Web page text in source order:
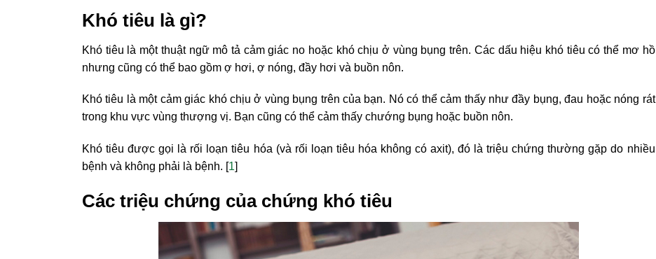
Khó tiêu là gì?
Khó tiêu là một thuật ngữ mô tả cảm giác no hoặc khó chịu ở vùng bụng trên. Các dấu hiệu khó tiêu có thể mơ hồ
nhưng cũng có thể bao gồm ợ hơi, ợ nóng, đầy hơi và buồn nôn.
Khó tiêu là một cảm giác khó chịu ở vùng bụng trên của bạn. Nó có thể cảm thấy như đầy bụng, đau hoặc nóng rát
trong khu vực vùng thượng vị. Bạn cũng có thể cảm thấy chướng bụng hoặc buồn nôn.
Khó tiêu được gọi là rối loạn tiêu hóa (và rối loạn tiêu hóa không có axit), đó là triệu chứng thường gặp do nhiều
bệnh và không phải là bệnh. [1]
Các triệu chứng của chứng khó tiêu